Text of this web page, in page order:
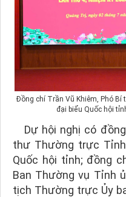
Đồng chí Trần Vũ Khiêm, Phó
đại biểu Quốc hội
Dự hội nghị có đồng
thư Thường trực
Quốc hội tỉnh; đồng
Ban Thường vụ Tỉnh
tịch Thường trực Ủy